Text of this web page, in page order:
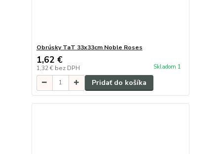
Obrúsky TaT 33x33cm Noble Roses
1,62 €
1,32 € bez DPH Skladom 1
Pridať do košíka